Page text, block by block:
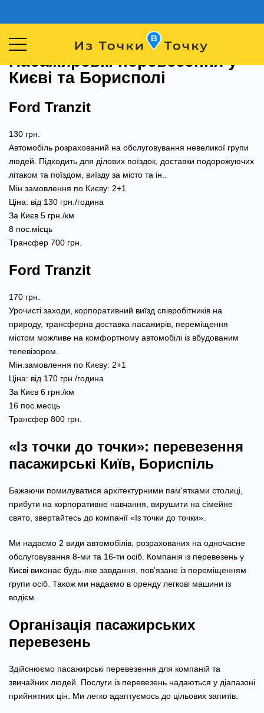
Пасажирські перевезення у
Києві та Борисполі
Ford Tranzit
130 грн.
Автомобіль розрахований на обслуговування невеликої групи
людей. Підходить для ділових поїздок, доставки подорожуючих
літаком та поїздом, виїзду за місто та ін..
Мін.замовлення по Києву: 2+1
Ціна: від 130 грн./година
За Києв 5 грн./км
8 пос.місць
Трансфер 700 грн.
Ford Tranzit
170 грн.
Урочисті заходи, корпоративний виїзд співробітників на
природу, трансферна доставка пасажирів, переміщення
містом можливе на комфортному автомобілі із вбудованим
телевізором.
Мін.замовлення по Києву: 2+1
Ціна: від 170 грн./година
За Києв 6 грн./км
16 пос.месць
Трансфер 800 грн.
«Із точки до точки»: перевезення
пасажирські Київ, Бориспіль
Бажаючи помилуватися архітектурними пам'ятками столиці,
прибути на корпоративне навчання, вирушити на сімейне
свято, звертайтесь до компанії «Із точки до точки».
Ми надаємо 2 види автомобілів, розрахованих на одночасне
обслуговування 8-ми та 16-ти осіб. Компанія із перевезень у
Києві виконає будь-яке завдання, пов'язане із переміщенням
групи осіб. Також ми надаємо в оренду легкові машини із
водієм.
Організація пасажирських
перевезень
Здійснюємо пасажирські перевезення для компаній та
звичайних людей. Послуги із перевезень надаються у діапазоні
прийнятних цін. Ми легко адаптуємось до цільових запитів.